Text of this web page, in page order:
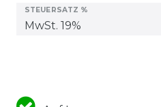
STEUERSATZ %